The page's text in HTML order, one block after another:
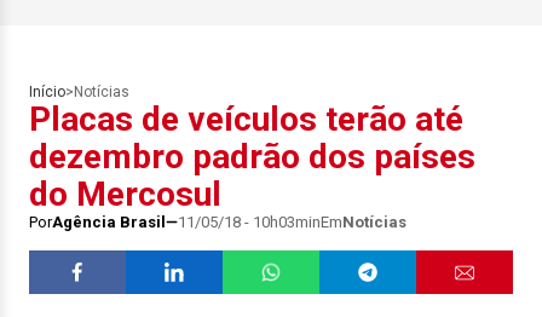
Início> Notícias
Placas de veículos terão até
dezembro padrão dos países
do Mercosul
PorAgência Brasil 11/05/18 - 10h03minEmNotícias